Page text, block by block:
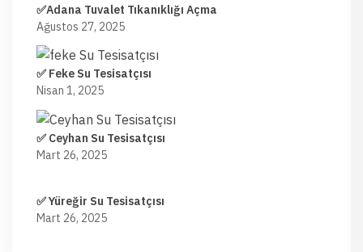
✅Adana Tuvalet Tıkanıklığı Açma
Ağustos 27, 2025
✅ Feke Su Tesisatçısı
Nisan 1, 2025
✅ Ceyhan Su Tesisatçısı
Mart 26, 2025
✅ Yüreğir Su Tesisatçısı
Mart 26, 2025